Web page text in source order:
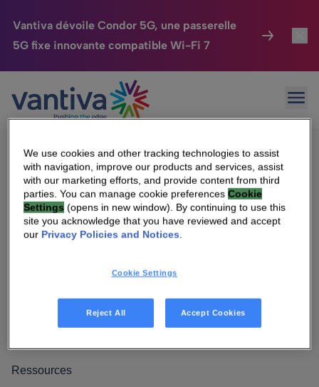
Vantiva dévoile Condor 5G, une passerelle
5G fixe innovante compatible Wi-Fi 7
Passer au contenu principal
Maison Connectée
HomeSight
Entreprise
Nos Engagements
Navigation
des
articles
Qui sommes-nous
Management & gouvernance
Nos engagements
Ressources
We use cookies and other tracking technologies to assist
with navigation, improve our products and services, assist
with our marketing efforts, and provide content from third
parties. You can manage cookie preferencesCookie
Settings (opens in new window). By continuing to use this
site you acknowledge that you have reviewed and accept
our Privacy Policies and Notices.
Cookie Settings
Reject All Accept Cookies